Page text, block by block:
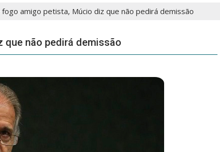
amigo petista, Múcio diz que não pedirá demissão
não pedirá demissão